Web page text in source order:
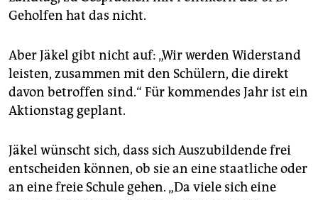
Geholfen hat das nicht.
Aber Jäkel gibt nicht auf: „Wir werden Widerstand
leisten, zusammen mit den Schülern, die direkt
davon betroffen sind.“ Für kommendes Jahr ist ein
Aktionstag geplant.
Jäkel wünscht sich, dass sich Auszubildende frei
entscheiden können, ob sie an eine staatliche oder
an eine freie Schule gehen. „Da viele sich eine